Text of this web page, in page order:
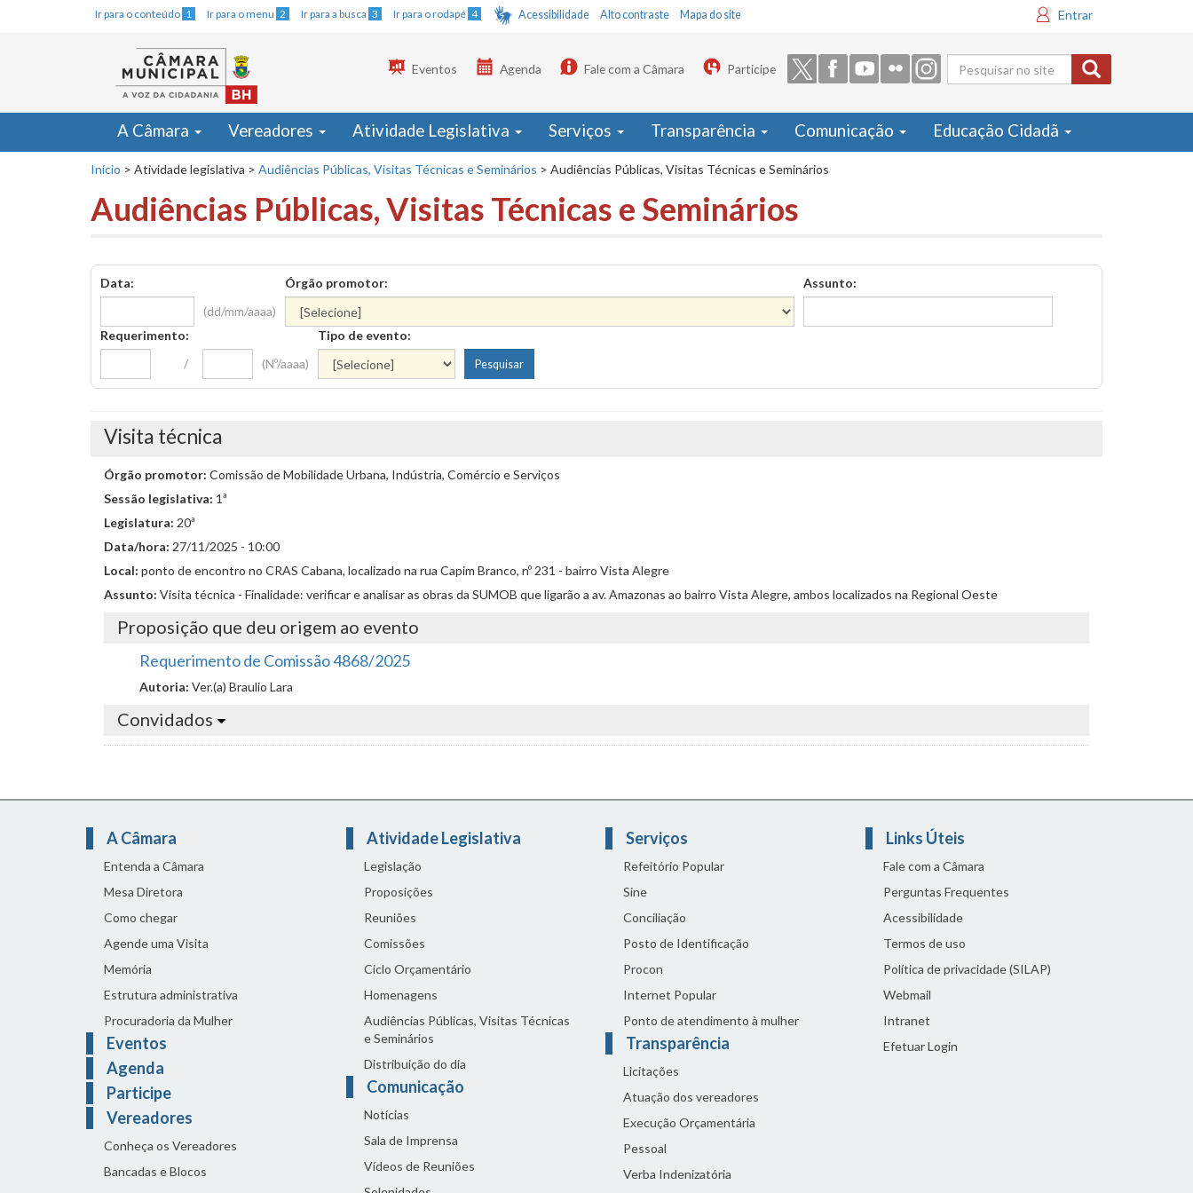
Ir para o conteúdo 1 Ir para o menu 2 Ir para a busca 3 Ir para o rodapé 4 Acessibilidade Alto contraste Mapa do site Entrar
Formulário
de busca
Eventos Agenda Fale com a Câmara Participe
A Câmara Vereadores Atividade Legislativa Serviços Transparência Comunicação Educação Cidadã
Início > Atividade legislativa > Audiências Públicas, Visitas Técnicas e Seminários > Audiências Públicas, Visitas Técnicas e Seminários
Audiências Públicas, Visitas Técnicas e Seminários
Data:
(dd/mm/aaaa)
Órgão promotor: Assunto:
Requerimento:
/
(Nº/aaaa)
Tipo de evento:
Visita técnica
Órgão promotor: Comissão de Mobilidade Urbana, Indústria, Comércio e Serviços
Sessão legislativa: 1ª
Legislatura: 20ª
Data/hora: 27/11/2025 - 10:00
Local: ponto de encontro no CRAS Cabana, localizado na rua Capim Branco, nº 231 - bairro Vista Alegre
Assunto: Visita técnica - Finalidade: verificar e analisar as obras da SUMOB que ligarão a av. Amazonas ao bairro Vista Alegre, ambos localizados na Regional Oeste
Proposição que deu origem ao evento
Requerimento de Comissão 4868/2025
Autoria: Ver.(a) Braulio Lara
Convidados
A Câmara
Entenda a Câmara
Mesa Diretora
Como chegar
Agende uma Visita
Memória
Estrutura administrativa
Procuradoria da Mulher
Eventos
Agenda
Participe
Vereadores
Conheça os Vereadores
Bancadas e Blocos
Atividade Legislativa
Legislação
Proposições
Reuniões
Comissões
Ciclo Orçamentário
Homenagens
Audiências Públicas, Visitas Técnicas
e Seminários
Distribuição do dia
Comunicação
Notícias
Sala de Imprensa
Vídeos de Reuniões
Serviços
Refeitório Popular
Sine
Conciliação
Posto de Identificação
Procon
Internet Popular
Ponto de atendimento à mulher
Transparência
Licitações
Atuação dos vereadores
Execução Orçamentária
Pessoal
Verba Indenizatória
Links Úteis
Fale com a Câmara
Perguntas Frequentes
Acessibilidade
Termos de uso
Política de privacidade (SILAP)
Webmail
Intranet
Efetuar Login